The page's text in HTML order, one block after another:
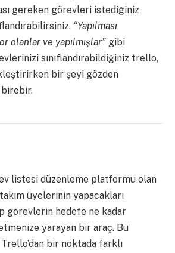
gereken görevleri istediğiniz
“Yapılması
olanlar ve yapılmışlar” gibi
sınıflandırabildiğiniz trello,
bir şeyi gözden
birebir.
listesi düzenleme platformu olan
üyelerinin yapacakları
görevlerin hedefe ne kadar
yarayan bir araç. Bu
Trello’dan bir noktada farklı